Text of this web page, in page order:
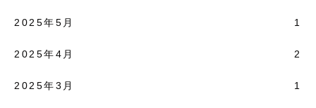
2025年5月 1
2025年4月 2
2025年3月 1